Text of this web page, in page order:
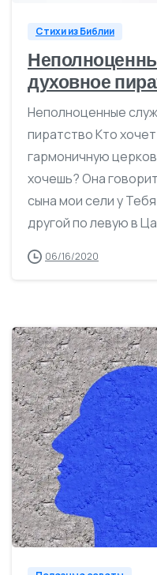
Стихи из Библии
духовное
Неполноценные
пиратство Кто
гармоничную
хочешь? Она
сына мои сели у
другой по левую в
06/16/2020